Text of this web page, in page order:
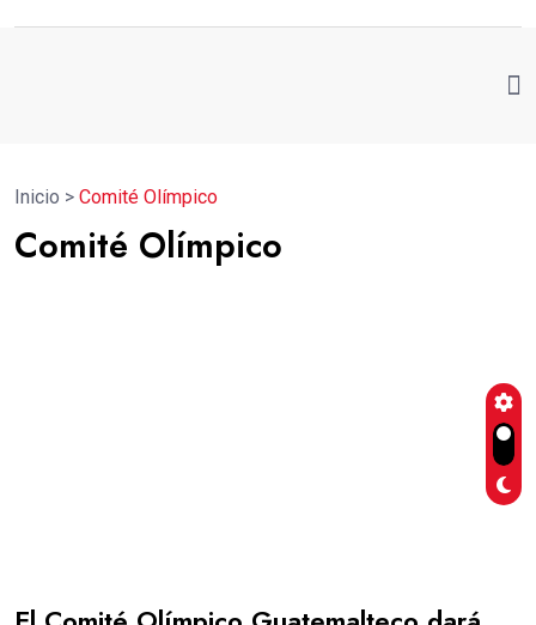
Inicio > Comité Olímpico
Comité Olímpico